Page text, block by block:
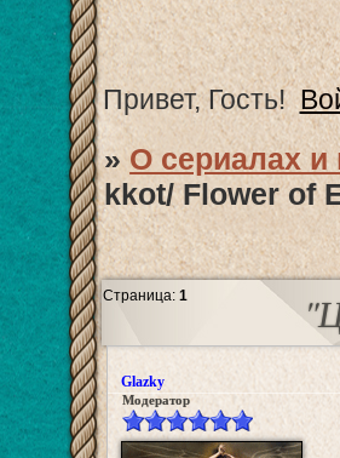
Привет, Гость!
»О сериалах и
kkot/ Flower of
Страница:1
Glazky
Модератор